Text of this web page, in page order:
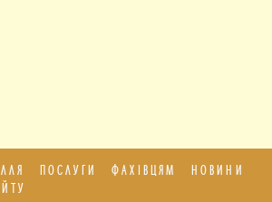
ПОСЛУГИ ФАХІВЦЯМ
НОВИНИ